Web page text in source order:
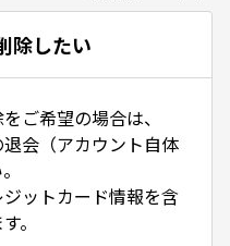
除したい
ご希望の場合は、
会（アカウント自体
ットカード情報を含
。